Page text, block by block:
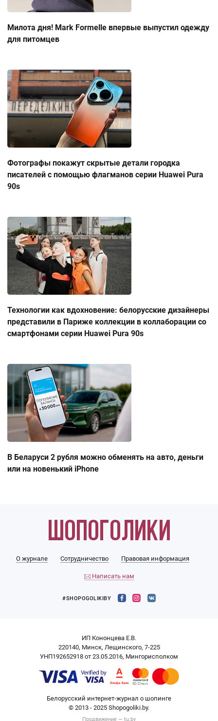
Милота дня! Mark Formelle впервые выпустил одежду
для питомцев
Фотографы покажут скрытые детали городка
писателей с помощью флагманов серии Huawei Pura
90s
Технологии как вдохновение: белорусские дизайнеры
представили в Париже коллекции в коллаборации со
смартфонами серии Huawei Pura 90s
В Беларуси 2 рубля можно обменять на авто, деньги
или на новенький iPhone
О журнале Сотрудничество Правовая информация
Написать нам
#SHOPOGOLIKIBY
ИП Кононцева Е.В.
220140, Минск, Лещинского, 7-225
УНП192652918 от 23.05.2016, Мингорисполком
Белорусский интернет-журнал о шопинге
© 2013 - 2025 Shopogoliki.by.
Продвижение — tu.by